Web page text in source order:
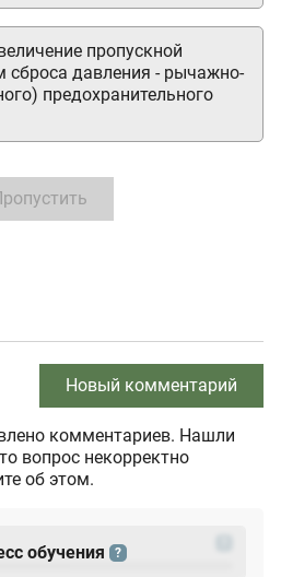
пропускной
сброса давления - рычажно-
предохранительного
Новый комментарий
комментариев. Нашли
вопрос некорректно
об этом.
обучения ?